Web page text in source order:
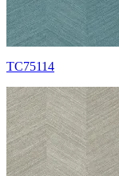
TC75114